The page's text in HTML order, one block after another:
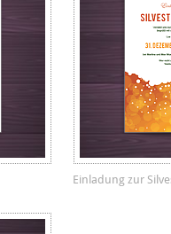
Einladung zur